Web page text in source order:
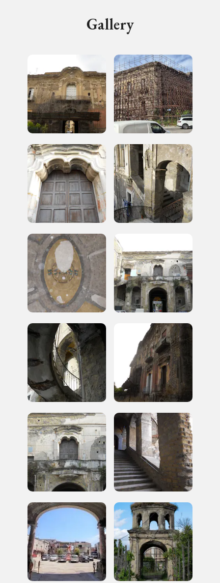
Gallery
Registrati alla newsletter
Accedi alle informazioni per te più interessanti,
a quelle inerenti i luoghi più vicini e gli eventi
organizzati
REGISTRATI
Regalati 365 giorni di arte e cultura nell'Italia
più bella, risparmiando.
ISCRIVITI AL FAI
Scopri tutte le opportunità riservate agli iscritti
Ingresso gratuito
nei Beni FAI tutto l'anno
Museo
Sansevero
Palazzo Strozzi
Firenze
Gallerie
Tutto questo non
sarebbe possibile
senza di te